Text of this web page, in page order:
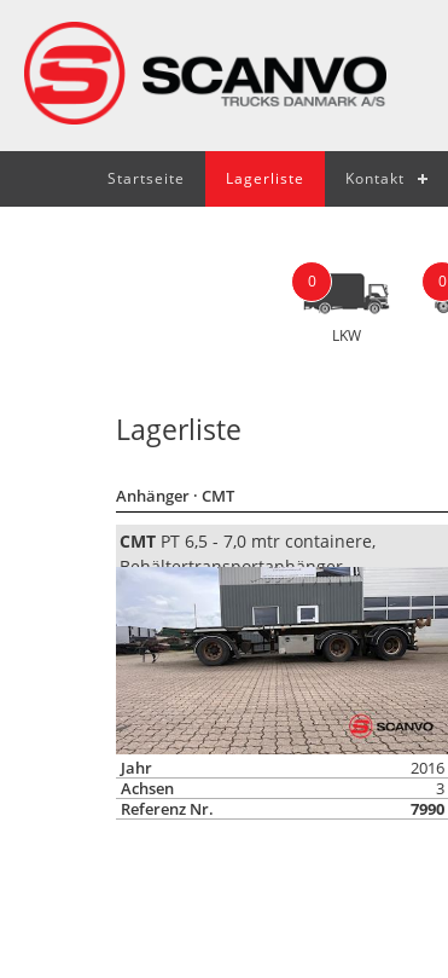
Startseite Lagerliste Kontakt
0
LKW
0
Lagerliste
Anhänger · CMT
CMT PT 6,5 - 7,0 mtr containere,
Behältertransportanhänger
Jahr
2016
Achsen
3
Referenz Nr.
7990